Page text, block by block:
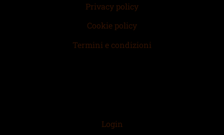
Privacy policy
Cookie policy
Termini e condizioni
Login